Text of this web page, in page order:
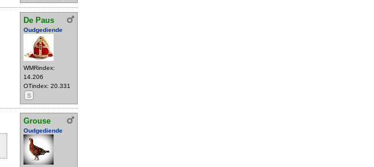
De Paus
Oudgediende
WMRindex:
14.206
OTindex: 20.331
S
Grouse
Oudgediende